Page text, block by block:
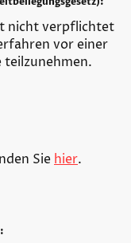
nicht verpflichtet
vor einer
Sie hier.